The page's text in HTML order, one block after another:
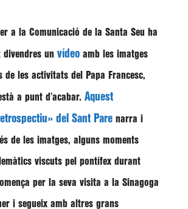
a la Comunicació de la Santa Seu ha
un vídeo amb les imatges
de les activitats del Papa Francesc,
a punt d’acabar. Aquest
del Sant Pare narra i
de les imatges, alguns moments
viscuts pel pontífex durant
per la seva visita a la Sinagoga
i segueix amb altres grans